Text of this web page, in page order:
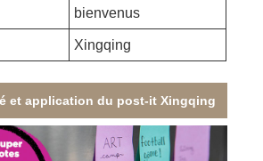
bienvenus
Xingqing
et application du post-it Xingqing